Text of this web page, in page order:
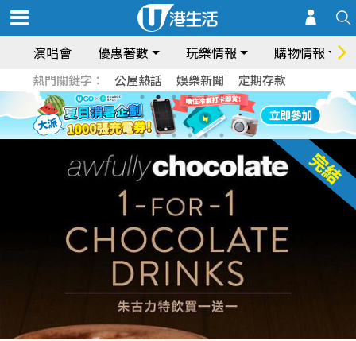
演唱會 優惠著數 玩樂情報 購物情報
熱門關鍵字： 公屋熱話 娛樂新聞 定期存款